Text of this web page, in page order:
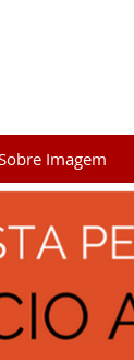
Imagem